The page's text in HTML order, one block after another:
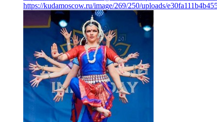
https://kudamoscow.ru/image/269/250/uploads/